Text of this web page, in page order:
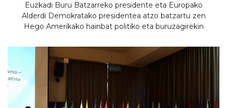
Euzkadi Buru Batzarreko presidente eta Europako
Alderdi Demokratako presidentea atzo batzartu zen
Hego Amerikako hainbat politiko eta buruzagirekin